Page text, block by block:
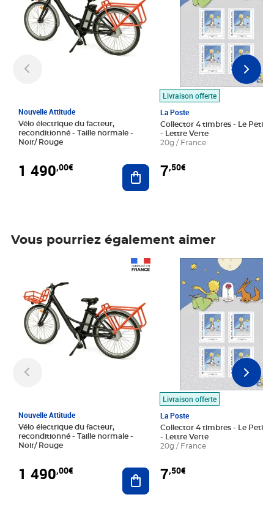
Nouvelle Attitude
Vélo électrique du facteur,
reconditionné - Taille normale -
Noir/ Rouge
1 490,00€ Ajouter au panier
Livraison offerte
La Poste
Collector 4 timbres - Le Petit
- Lettre Verte
20g / France
7,50€
Vous pourriez également aimer
Nouvelle Attitude
Vélo électrique du facteur,
reconditionné - Taille normale -
Noir/ Rouge
1 490,00€ Ajouter au panier
Livraison offerte
La Poste
Collector 4 timbres - Le Petit
- Lettre Verte
20g / France
7,50€
Prix 7,50€